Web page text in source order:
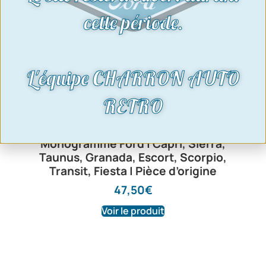
Monogramme Ford | Capri, Sierra,
Taunus, Granada, Escort, Scorpio,
Transit, Fiesta | Pièce d’origine
47,50€
Voir le produit
cette période.
L'équipe CHARRON AUTO
RETRO